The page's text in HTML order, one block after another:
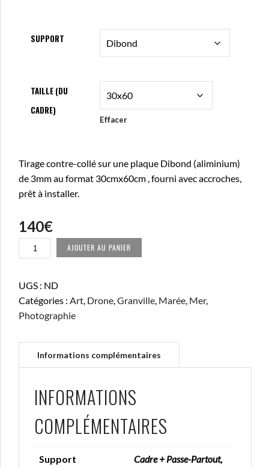
SUPPORT
TAILLE (DU
CADRE)
Effacer
Tirage contre-collé sur une plaque Dibond (aliminium)
de 3mm au format 30cmx60cm , fourni avec accroches,
prêt à installer.
140€
QUANTITÉ
DE
DU
ROC
#2
AJOUTER AU PANIER
UGS : ND
Catégories : Art, Drone,Granville, Marée, Mer,
Photographie
INFORMATIONS
COMPLÉMENTAIRES
Support
Cadre + Passe-Partout,